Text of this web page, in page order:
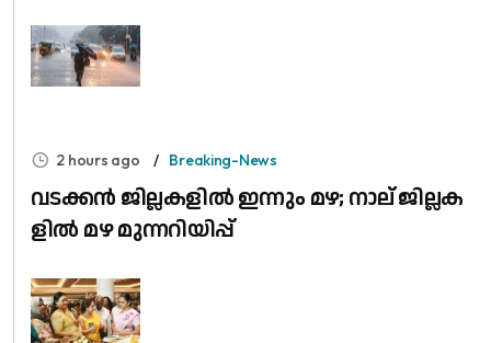
2 hours ago Breaking-News
വ​ട​ക്ക​ൻ ജി​ല്ല​ക​ളി​ൽ ഇ​ന്നും മ​ഴ; നാ​ല് ജി​ല്ല​ക​
ളി​ൽ മ​ഴ മു​ന്ന​റി​യി​പ്പ്